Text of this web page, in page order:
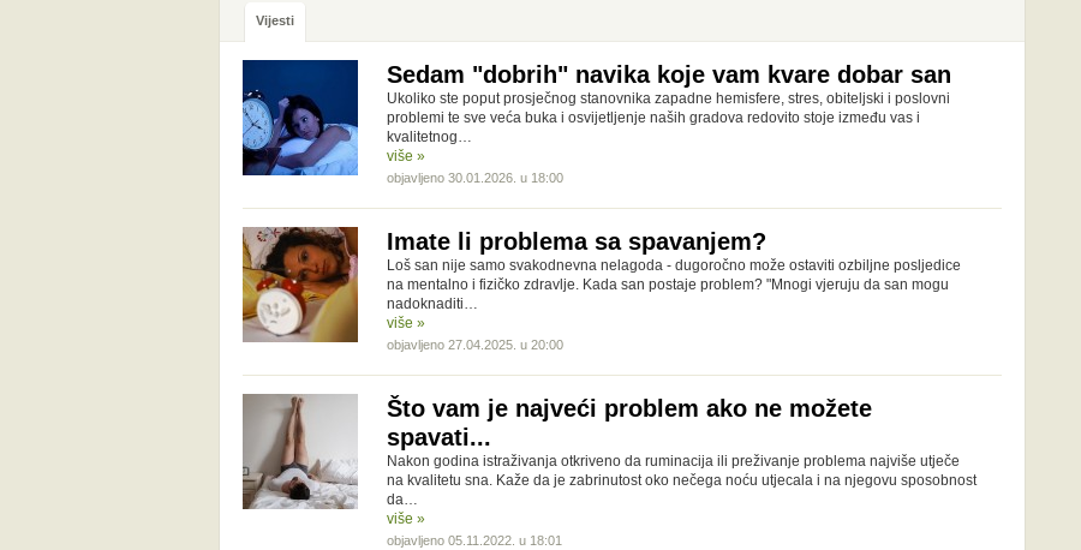
Vijesti
Sedam "dobrih" navika koje vam kvare dobar san
Ukoliko ste poput prosječnog stanovnika zapadne hemisfere, stres, obiteljski i poslovni
problemi te sve veća buka i osvijetljenje naših gradova redovito stoje između vas i
kvalitetnog…
više »
objavljeno 30.01.2026. u 18:00
Imate li problema sa spavanjem?
Loš san nije samo svakodnevna nelagoda - dugoročno može ostaviti ozbiljne posljedice
na mentalno i fizičko zdravlje. Kada san postaje problem? "Mnogi vjeruju da san mogu
nadoknaditi…
više »
objavljeno 27.04.2025. u 20:00
Što vam je najveći problem ako ne možete
spavati...
Nakon godina istraživanja otkriveno da ruminacija ili preživanje problema najviše utječe
na kvalitetu sna. Kaže da je zabrinutost oko nečega noću utjecala i na njegovu sposobnost
da…
više »
objavljeno 05.11.2022. u 18:01